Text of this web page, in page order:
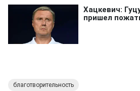
благотворительность